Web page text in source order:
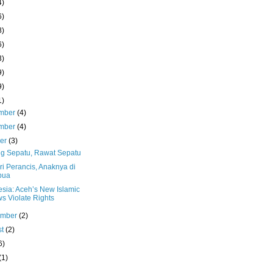
(4)
(4)
(3)
Sepatu, Rawat Sepatu
Perancis, Anaknya di
Aceh’s New Islamic
Violate Rights
(2)
(2)